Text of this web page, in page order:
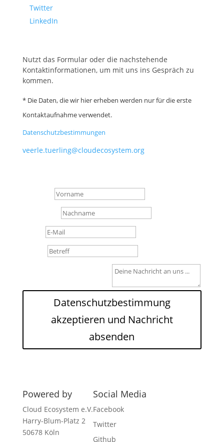
Twitter
LinkedIn
Nutzt das Formular oder die nachstehende
Kontaktinformationen, um mit uns ins Gespräch zu
kommen.
* Die Daten, die wir hier erheben werden nur für die erste
Kontaktaufnahme verwendet.
Datenschutzbestimmungen
veerle.tuerling@cloudecosystem.org
Datenschutzbestimmung
akzeptieren und Nachricht
absenden
Powered by
Cloud Ecosystem e.V.
Harry-Blum-Platz 2
50678 Köln
Social Media
Facebook
Twitter
Github